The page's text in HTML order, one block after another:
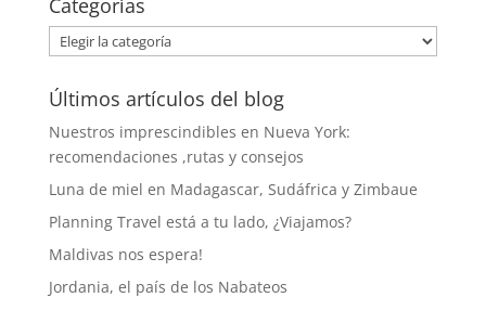
Categorías
Últimos artículos del blog
Nuestros imprescindibles en Nueva York:
recomendaciones ,rutas y consejos
Luna de miel en Madagascar, Sudáfrica y Zimbaue
Planning Travel está a tu lado, ¿Viajamos?
Maldivas nos espera!
Jordania, el país de los Nabateos